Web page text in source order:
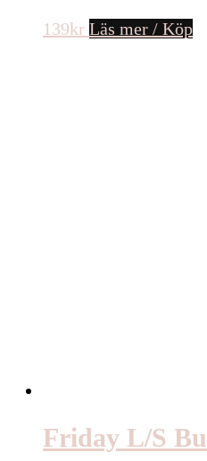
139kr Läs mer / Köp
Friday L/S